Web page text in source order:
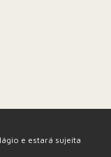
e estará sujeita